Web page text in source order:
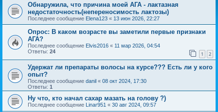
Обнаружила, что причина моей АГА - лактазная
недостаточность(непереносимость лактозы)
Последнее сообщение Elena123 « 13 июн 2026, 22:27
Опрос: В каком возрасте вы заметили первые признаки
АГА?
Последнее сообщение Elvis2016 « 11 мар 2026, 04:54
Ответы: 24 1 2
Удержат ли препараты волосы на курсе??? Есть ли у кого
опыт?
Последнее сообщение danil « 08 окт 2024, 17:30
Ответы: 1
Ну что, кто начал сахар мазать на голову ?)
Последнее сообщение Linar951 « 30 авг 2024, 09:57